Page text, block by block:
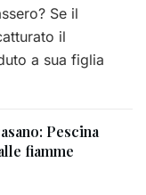
Se il
il
a sua figlia
Pescina
fiamme